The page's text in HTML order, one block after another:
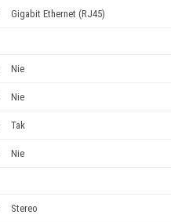
Gigabit Ethernet (RJ45)
Nie
Nie
Tak
Nie
Stereo